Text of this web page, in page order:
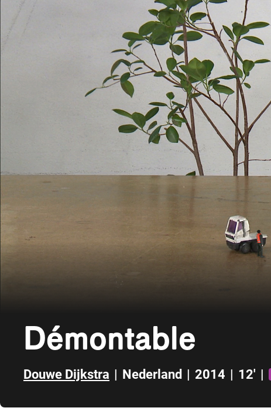
Démontable
Douwe Dijkstra | Nederland | 2014 | 12' |